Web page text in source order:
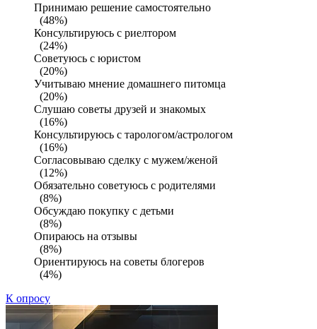
Принимаю решение самостоятельно
(48%)
Консультируюсь с риелтором
(24%)
Советуюсь с юристом
(20%)
Учитываю мнение домашнего питомца
(20%)
Слушаю советы друзей и знакомых
(16%)
Консультируюсь с тарологом/астрологом
(16%)
Согласовываю сделку с мужем/женой
(12%)
Обязательно советуюсь с родителями
(8%)
Обсуждаю покупку с детьми
(8%)
Опираюсь на отзывы
(8%)
Ориентируюсь на советы блогеров
(4%)
К опросу